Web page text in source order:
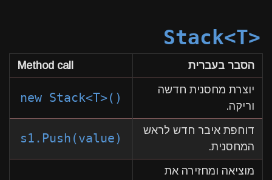
Stack<T>
הסבר בעברית
Method call
יוצרת מחסנית חדשה
וריקה.
new Stack<T>()
דוחפת איבר חדש לראש
המחסנית.
s1.Push(value)
מוציאה ומחזירה את